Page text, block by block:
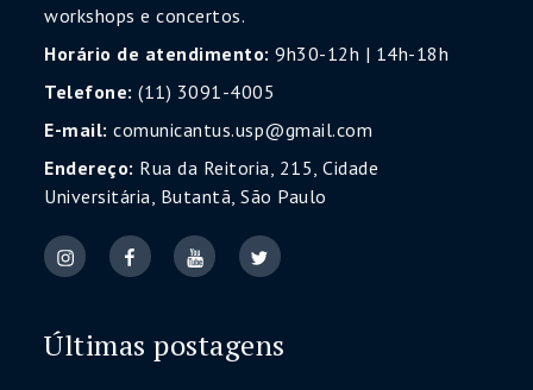
workshops e concertos.
Horário de atendimento: 9h30-12h | 14h-18h
Telefone: (11) 3091-4005
E-mail: comunicantus.usp@gmail.com
Endereço: Rua da Reitoria, 215, Cidade
Universitária, Butantã, São Paulo
Últimas postagens